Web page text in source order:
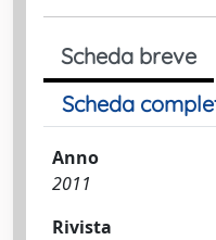
Scheda breve
Scheda
Anno
2011
Rivista